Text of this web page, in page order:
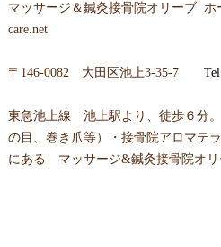
マッサージ＆鍼灸接骨院オリーブ ホ
care.net
〒 146-0082 大田区池上3-35-7
東急池上線 池上駅より、徒歩６分
の目、巻き爪等）・接骨院アロマテ
にある マッサージ&鍼灸接骨院オリ